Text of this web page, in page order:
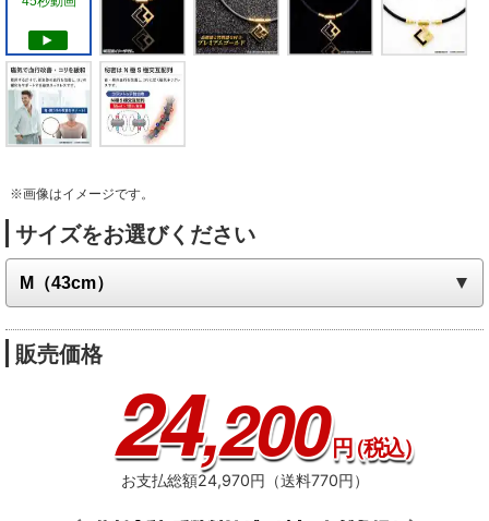
※画像はイメージです。
サイズをお選びください
販売価格
24,200円（税込）
お支払総額24,970円（送料770円）